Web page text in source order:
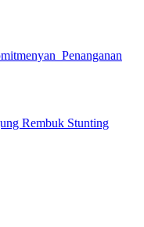
Penanganan
Rembuk Stunting